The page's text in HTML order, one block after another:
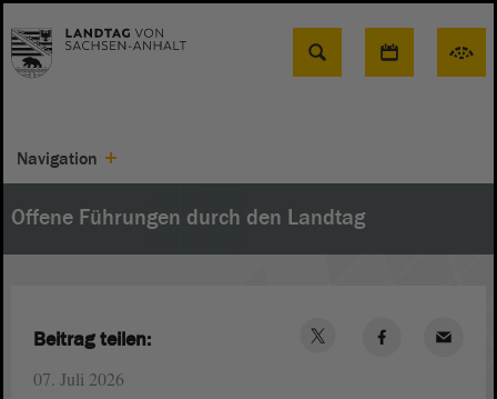
Suche
Navigation
Offene Führungen durch den Landtag
07. Juli 2026
Beitrag teilen: